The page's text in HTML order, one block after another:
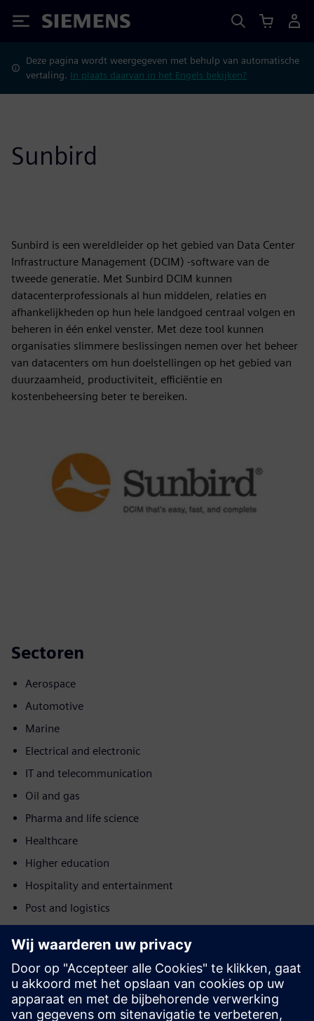
Siemens
Deze pagina wordt weergegeven met behulp van automatische
vertaling. In plaats daarvan in het Engels bekijken?
Sunbird
Sunbird is een wereldleider op het gebied van Data Center
Infrastructure Management (DCIM) -software van de
tweede generatie. Met Sunbird DCIM kunnen
datacenterprofessionals al hun middelen, relaties en
afhankelijkheden op hun hele landgoed centraal volgen en
beheren in één enkel venster. Met deze tool kunnen
organisaties slimmere beslissingen nemen over het beheer
van datacenters om hun doelstellingen op het gebied van
duurzaamheid, productiviteit, efficiëntie en
kostenbeheersing beter te bereiken.
Sectoren
Aerospace
Automotive
Marine
Electrical and electronic
IT and telecommunication
Oil and gas
Pharma and life science
Healthcare
Higher education
Hospitality and entertainment
Post and logistics
Beweging
Build
Breidt een Siemens Xcelerator-product/-oplossing uit of
bouwt hierop voort door een nieuw product te creëren, of